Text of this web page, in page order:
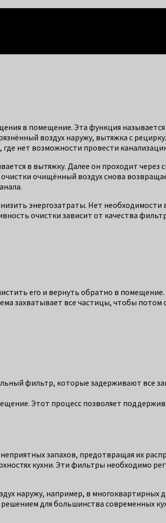
в помещение. Эта функция
воздух наружу, вытяжка с
нет возможности провести
в вытяжку. Далее он проходит через
очищённый воздух снова
энергозатраты. Нет необходимости
очистки зависит от качества
его и вернуть обратно в
захватывает все частицы, чтобы потом
фильтр, которые задерживают все
Этот процесс позволяет
запахов, предотвращая их
кухни. Эти фильтры необходимо
наружу, например, в многоквартирных
для большинства современных